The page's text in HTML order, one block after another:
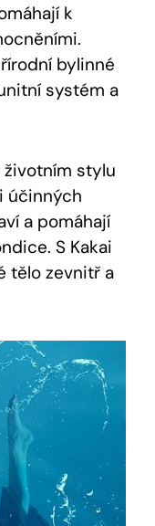
k
bylinné
systém a
stylu
účinných
a pomáhají⁢
S​ Kakai
tělo zevnitř a